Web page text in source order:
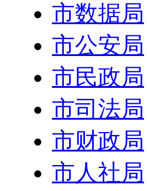
市数据局
市公安局
市民政局
市司法局
市财政局
市人社局